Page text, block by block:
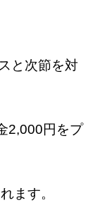
と次節を対
2,000円をプ
ます。